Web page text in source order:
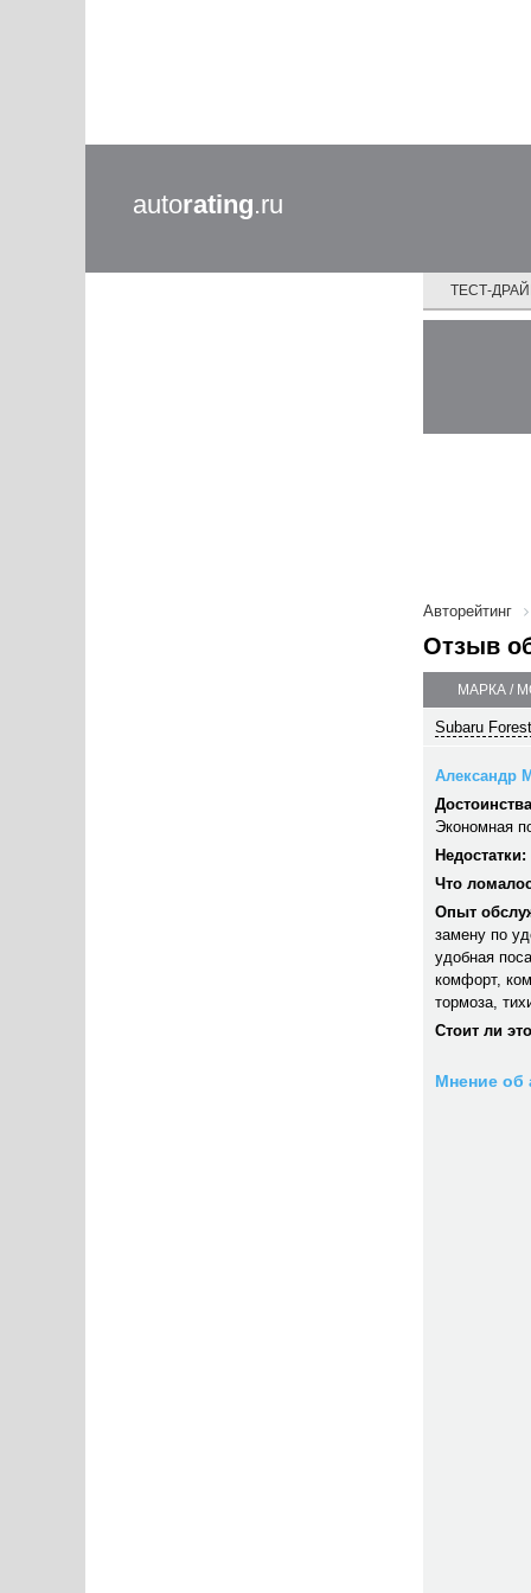
autorating.ru
ТЕСТ-
Авторейтинг
Отзыв
МАРКА /
Subaru
Александр
Экономная
Недостатки:
Что
Опыт
замену по
удобная
комфорт,
тормоза,
Стоит ли
Мнение об